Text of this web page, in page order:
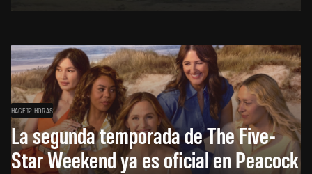
HACE 12 HORAS
La segunda temporada de The Five-
Star Weekend ya es oficial en Peacock